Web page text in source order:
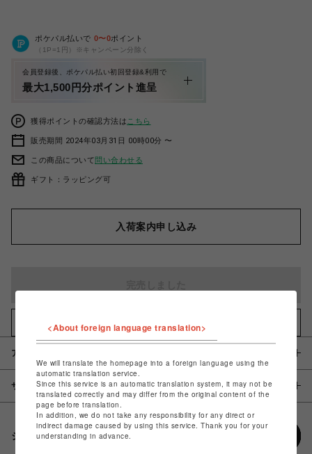
ポケパル払いで 0〜0ポイント
（1P=1円）※キャンペーン分除く
会員登録後、ポケパル払い初回登録&利用で
最大1,500円分ポイント進呈
獲得ポイントの確認方法は こちら
販売期間 2024年03月31日 00時00分 〜
この商品について問い合わせる
ギフト：ラッピング可
入荷案内申し込み
アイテム説明 / 素材
サイズ
シェアする
<About foreign language translation>
We will translate the homepage into a foreign language using the
automatic translation service.
Since this service is an automatic translation system, it may not be
translated correctly and may differ from the original content of the
page before translation.
In addition, we do not take any responsibility for any direct or
indirect damage caused by using this service. Thank you for your
understanding in advance.